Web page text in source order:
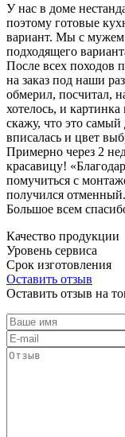
У нас в доме
поэтому готовые
вариант. Мы с
подходящего
После всех походов
на заказ под наши
обмерил, посчитал,
хотелось, и
скажу, что это
вписалась и цвет
Примерно через 2
красавицу!
помучиться с
получился отменный.
Большое всем
Качество продукции
Уровень сервиса
Срок изготовления
Оставить отзыв
Оставить отзыв на